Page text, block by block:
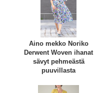
Aino mekko Noriko
Derwent Woven ihanat
sävyt pehmeästä
puuvillasta